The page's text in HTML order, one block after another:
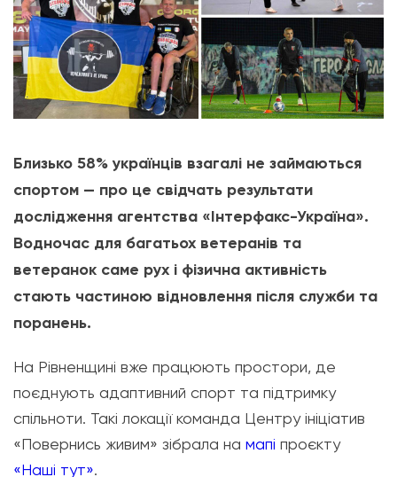
Близько 58% українців взагалі не займаються
спортом — про це свідчать результати
дослідження агентства «Інтерфакс-Україна».
Водночас для багатьох ветеранів та
ветеранок саме рух і фізична активність
стають частиною відновлення після служби та
поранень.
На Рівненщині вже працюють простори, де
поєднують адаптивний спорт та підтримку
спільноти. Такі локації команда Центру ініціатив
«Повернись живим» зібрала на мапі проєкту
«Наші тут».